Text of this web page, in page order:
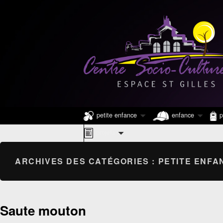
Centre Socio
principal
petite enfance enfance
ARCHIVES DES CATÉGORIES : PETITE
Saute mouton